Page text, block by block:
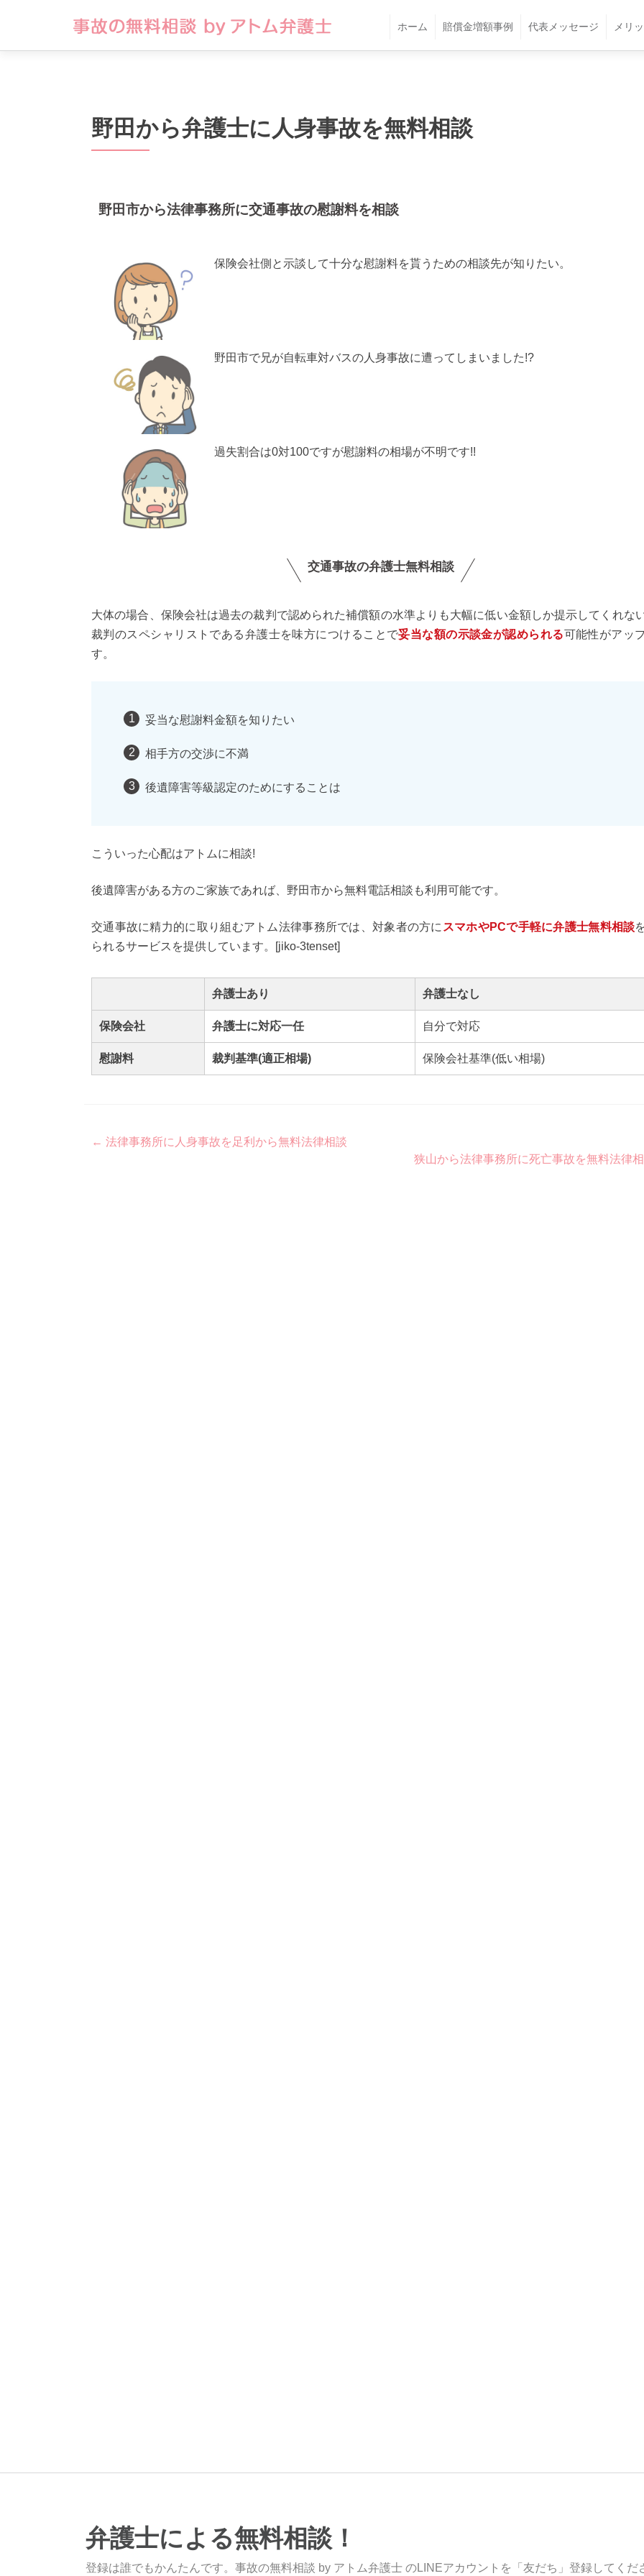
ホーム 賠償金増額事例 代表メッセージ メリ
野田から弁護士に人身事故を無料相談
野田市から法律事務所に交通事故の慰謝料を相談
保険会社側と示談して十分な慰謝料を貰うための相談先が知りたい。
野田市で兄が自転車対バスの人身事故に遭ってしまいました!?
過失割合は0対100ですが慰謝料の相場が不明です!!
交通事故の弁護士無料相談
大体の場合、保険会社は過去の裁判で認められた補償額の水準よりも大幅に低い金額しか提示してくれな
裁判のスペシャリストである弁護士を味方につけることで妥当な額の示談金が認められる可能性がアッ
す。
妥当な慰謝料金額を知りたい
相手方の交渉に不満
後遺障害等級認定のためにすることは
こういった心配はアトムに相談!
後遺障害がある方のご家族であれば、野田市から無料電話相談も利用可能です。
交通事故に精力的に取り組むアトム法律事務所では、対象者の方に スマホやPCで手軽に弁護士無料相談
られるサービスを提供しています。[jiko-3tenset]
弁護士あり 弁護士なし
保険会社 弁護士に対応一任 自分で対応
慰謝料 裁判基準(適正相場) 保険会社基準(低い相場)
Post
← 法律事務所に人身事故を足利から無料法律相談
狭山から法律事務所に死亡事故を無料法律
弁護士による無料相談！
登録は誰でもかんたんです。事故の無料相談 by アトム弁護士 のLINEアカウントを「友だち」登録してくだ